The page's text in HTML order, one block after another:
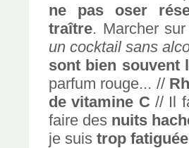
ne pas oser
traître. Marcher
un cocktail sans
sont bien souvent
parfum rouge... //
de vitamine C // Il
faire des nuits
je suis trop fatiguée